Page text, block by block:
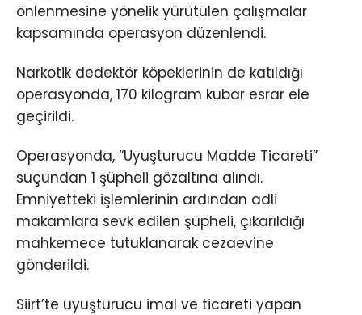
önlenmesine yönelik yürütülen çalışmalar
kapsamında operasyon düzenlendi.
Narkotik dedektör köpeklerinin de katıldığı
operasyonda, 170 kilogram kubar esrar ele
geçirildi.
Operasyonda, “Uyuşturucu Madde Ticareti”
suçundan 1 şüpheli gözaltına alındı.
Emniyetteki işlemlerinin ardından adli
makamlara sevk edilen şüpheli, çıkarıldığı
mahkemece tutuklanarak cezaevine
gönderildi.
Siirt’te uyuşturucu imal ve ticareti yapan